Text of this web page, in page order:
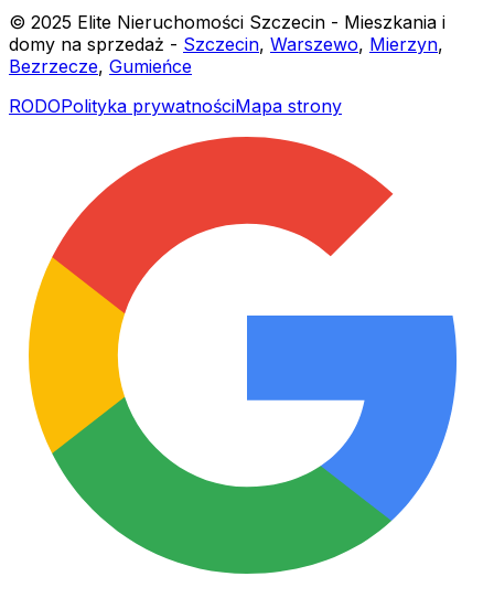
© 2025 Elite Nieruchomości Szczecin - Mieszkania i
domy na sprzedaż - Szczecin, Warszewo, Mierzyn,
Bezrzecze, Gumieńce
RODOPolityka prywatnościMapa strony